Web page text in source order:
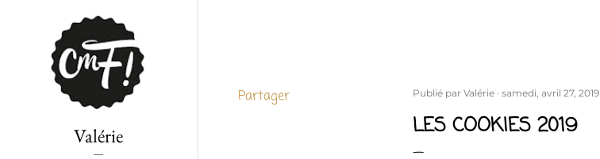
Partager Publié par Valérie samedi, avril 27, 2019
LES COOKIES 2019
Valérie